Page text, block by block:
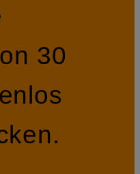
30